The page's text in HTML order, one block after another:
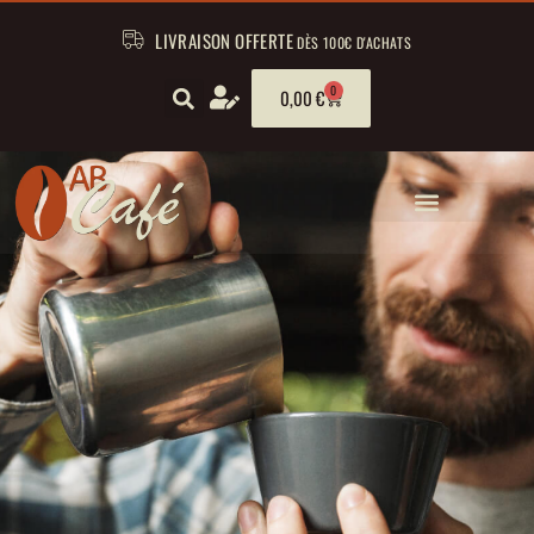
LIVRAISON OFFERTEDÈS 100€ D'ACHATS
0,00€ 0